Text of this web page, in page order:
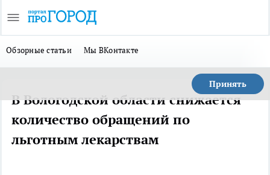
Обзорные статьи Мы ВКонтакте
Принять
В Вологодской области снижается
количество обращений по
льготным лекарствам